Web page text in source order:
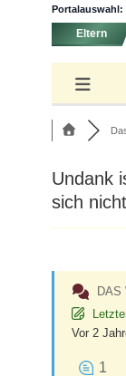
Portalauswahl:
Eltern
Undank
sich
DAS
Vor 2
1